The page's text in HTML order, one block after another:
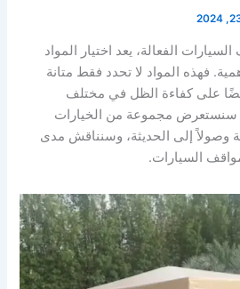
الفعالة، يعد اختيار المواد
فهذه المواد لا تحدد فقط متانة
أيضًا على كفاءة الظل في مختلف
سنستعرض مجموعة من الخيارات
وصولاً إلى الحديثة، وسنناقش مدى
السيارات.